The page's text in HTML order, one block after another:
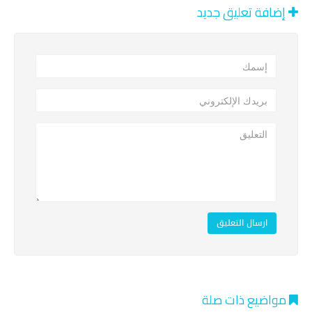
إضافة تعليق جديد
ارسال التعليق
مواضيع ذات صلة